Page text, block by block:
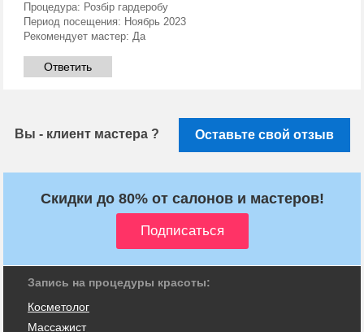
Процедура: Розбір гардеробу
Период посещения: Ноябрь 2023
Рекомендует мастер: Да
Ответить
Вы - клиент мастера ? Оставьте свой отзыв
Скидки до 80% от салонов и мастеров!
Запись на процедуры красоты:
Косметолог
Массажист